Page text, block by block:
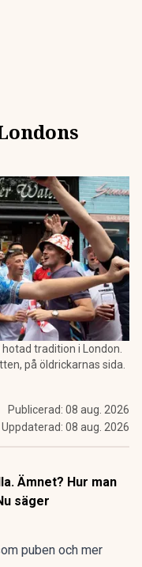
tradition i London.
på öldrickarnas sida.
Publicerad: 08 aug. 2026
Uppdaterad: 08 aug. 2026
Ämnet? Hur man
säger
puben och mer